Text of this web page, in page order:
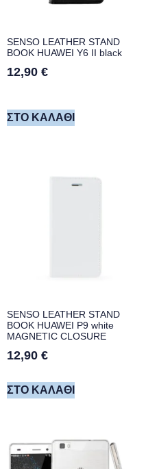
SENSO LEATHER STAND
BOOK HUAWEI Y6 II black
12,90 €
ΣΤΟ ΚΑΛΆΘΙ
SENSO LEATHER STAND
BOOK HUAWEI P9 white
MAGNETIC CLOSURE
12,90 €
ΣΤΟ ΚΑΛΆΘΙ